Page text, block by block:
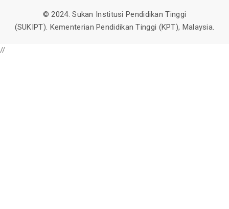
© 2024. Sukan Institusi Pendidikan Tinggi
(SUKIPT). Kementerian Pendidikan Tinggi (KPT), Malaysia.
//